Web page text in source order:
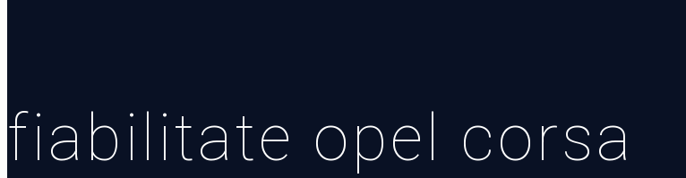
fiabilitate opel corsa